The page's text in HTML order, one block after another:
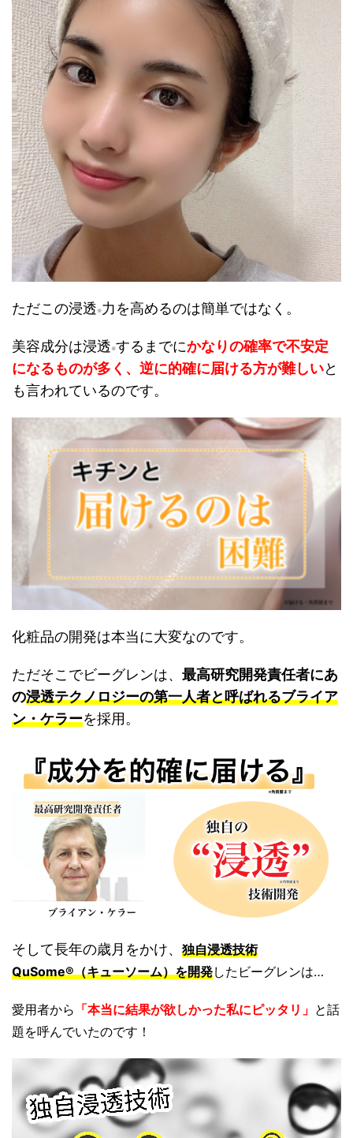
ただこの浸透※力を高めるのは簡単ではなく。
美容成分は浸透※するまでにかなりの確率で不安定
になるものが多く、逆に的確に届ける方が難しいと
も言われているのです。
化粧品の開発は本当に大変なのです。
ただそこでビーグレンは、 最高研究開発責任者にあ
の浸透テクノロジーの第一人者と呼ばれるブライア
ン・ケラーを採用。
そして長年の歳月をかけ、 独自浸透技術
QuSome®︎（キューソーム）を開発したビーグレンは…
愛用者から 「本当に結果が欲しかった私にピッタリ 」 と話
題を呼んでいたのです！